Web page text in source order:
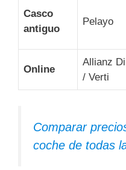
Casco
antiguo
Pelayo
Online
Allianz
/ Verti
Comparar
coche de todas